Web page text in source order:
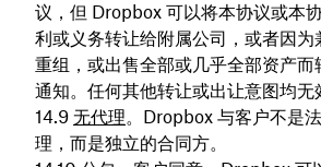
议，但 Dropbox 可以将本协议或本
利或义务转让给附属公司，或者因为
重组，或出售全部或几乎全部资产
通知。任何其他转让或出让意图均无
无代理。Dropbox 与客户不是
理，而是独立的合同方。